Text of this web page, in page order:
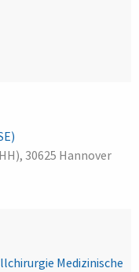
30625 Hannover
Medizinische